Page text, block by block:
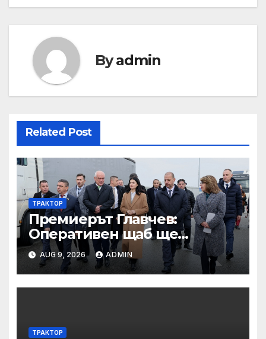
Byadmin
Related Post
ТРАКТОР
Премиерът Главчев:
Оперативен щаб ще
реорганизира структурите
по границата, за да сме
готови за Шенген
AUG 9, 2026 ADMIN
ТРАКТОР